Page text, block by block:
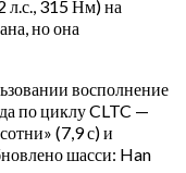
л.с., 315 Нм) на
но она
восполнение
по циклу CLTC —
(7,9 с) и
шасси: Han